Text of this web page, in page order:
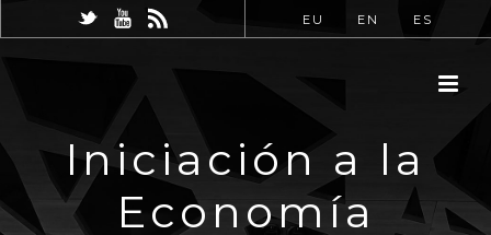
EU EN ES
Iniciación a la
Economía